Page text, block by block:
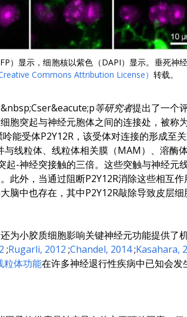
）显示，细胞核以紫色（DAPI）显示。垂死神
Commons Attribution License） 转载。
等研究者提出了一个
胞突起与神经元胞体之间的连接处，被称
能受体P2Y12R，该受体对连接的形成至
线粒体、线粒体相关膜（MAM）、溶酶
-神经突接触的三倍。这些突触与神经元
外，当通过阻断P2Y12R消除这些相互作
脑中也存在，其中P2Y12R敲除导致皮层
为小胶质细胞影响关键神经元功能提供了
;Rugarli, 2012 ;Chandel, 2014;Kasahara,
粒体功能在许多神经退行性疾病中已知会